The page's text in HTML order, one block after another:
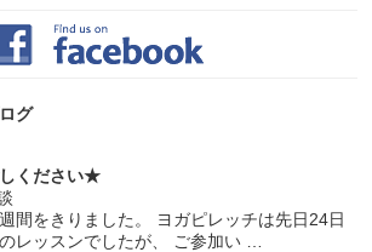
グ
ください★
間をきりました。 ヨガピレッチは先日24日
レッスンでしたが、 ご参加い …